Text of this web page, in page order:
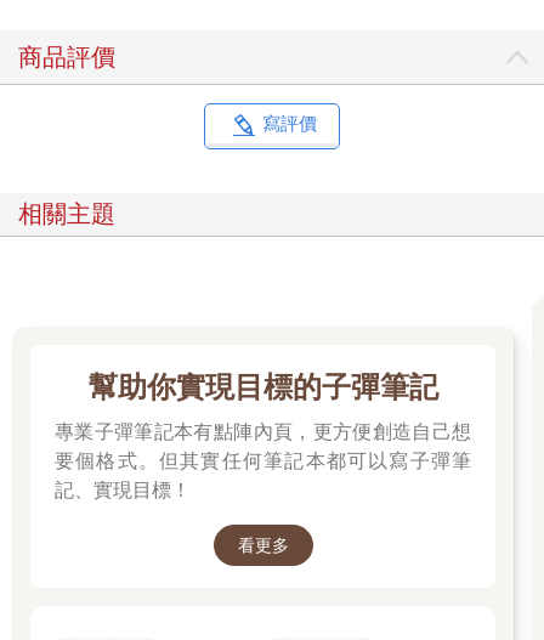
共同創造價值的重要部分在於──它是由買方和賣方等各方之間的
互動所發展。比方說，建築師在設計時會與顧客持續溝通，彼此
第三章 市場區隔、目標、定位和品牌作用（節錄）
你能把產品和服務普及到整個市場和所有顧客嗎？對某些產品，
尤其是像自來水、水果、蔬菜、鹽這樣的商品，你可以，也應該
多不同的市場進行大規模行銷，只需要對行銷組合進行微小的調
的產品去吸引不同的顧客群，比如，用「每日特價」吸引在意價
格的顧客，用品牌產品（如亨氏罐頭產品或Kenco咖啡）吸引忠
實顧客，而特易購「特選商品」則是專門針對為了特殊場合而尋
找食品的顧客。因此，如果行銷組合的目標是滿足特定客群的需
求，許多系列產品都可以銷售得更好。然而，在進行市場區隔
商品評價
寫評價
相關主題
幫助你實現目標的子彈筆記
專業子彈筆記本有點陣內頁，更方便創造自己想
要個格式。但其實任何筆記本都可以寫子彈筆
記、實現目標！
看更多